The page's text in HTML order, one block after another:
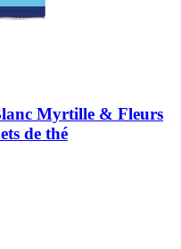
Myrtille & Fleurs
de thé